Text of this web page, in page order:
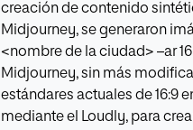
creación de contenido
Midjourney, se generaron
<nombre de la ciudad> –ar
Midjourney, sin más
estándares actuales de 16:9
mediante el Loudly, para